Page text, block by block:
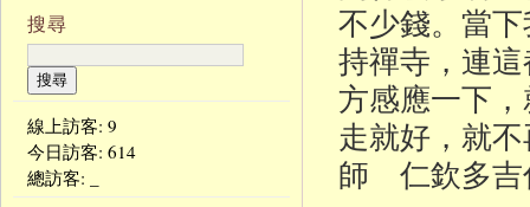
不少錢。當
持禪寺，連
方感應一下
走就好，就
師 仁欽多吉
搜尋
線上訪客: 9
今日訪客: 614
總訪客: